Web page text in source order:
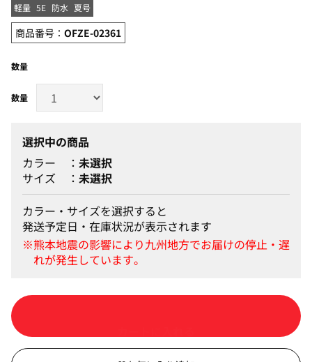
軽量 5E 防水 夏号
商品番号： OFZE-02361
数量
選択中の商品
カラー
未選択
サイズ
未選択
カラー・サイズを選択すると
発送予定日・在庫状況が表示されます